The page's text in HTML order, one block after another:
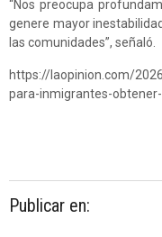
“Nos preocupa
genere mayor
las comunidades”, señaló.
https://laopinion.com/
para-inmigrantes-
Publicar en: